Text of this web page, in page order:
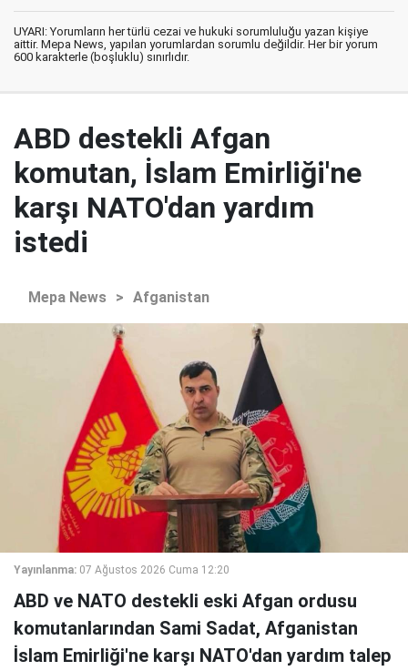
UYARI: Yorumların her türlü cezai ve hukuki sorumluluğu yazan kişiye
aittir. Mepa News, yapılan yorumlardan sorumlu değildir. Her bir yorum
600 karakterle (boşluklu) sınırlıdır.
ABD destekli Afgan
komutan, İslam Emirliği'ne
karşı NATO'dan yardım
istedi
Mepa News > Afganistan
Yayınlanma: 07 Ağustos 2026 Cuma 12:20
ABD ve NATO destekli eski Afgan ordusu
komutanlarından Sami Sadat, Afganistan
İslam Emirliği'ne karşı NATO'dan yardım talep